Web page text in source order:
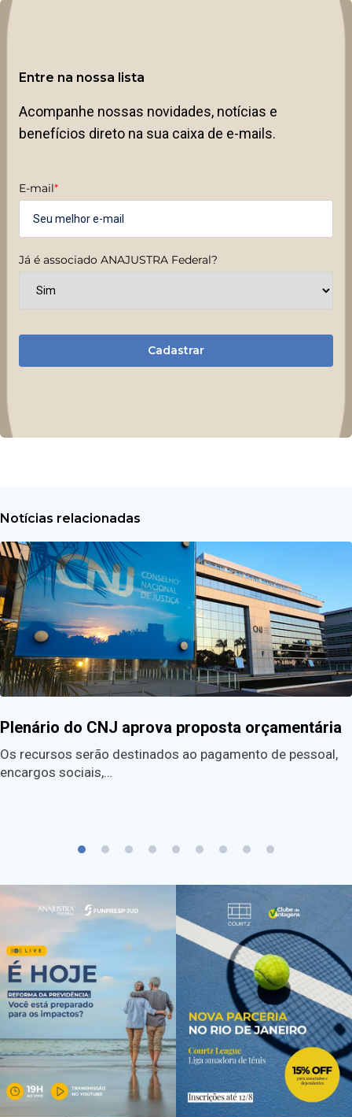
Entre na nossa lista
Acompanhe nossas novidades, notícias e
benefícios direto na sua caixa de e-mails.
E-mail*
Já é associado ANAJUSTRA Federal?
Cadastrar
Notícias relacionadas
Plenário do CNJ aprova proposta orçamentária
Os recursos serão destinados ao pagamento de pessoal,
encargos sociais,…